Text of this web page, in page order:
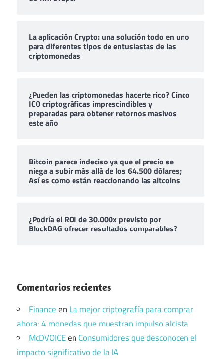
La aplicación Crypto: una solución todo en uno
para diferentes tipos de entusiastas de las
criptomonedas
¿Pueden las criptomonedas hacerte rico? Cinco
ICO criptográficas imprescindibles y
preparadas para obtener retornos masivos
este año
Bitcoin parece indeciso ya que el precio se
niega a subir más allá de los 64.500 dólares;
Así es como están reaccionando las altcoins
¿Podría el ROI de 30.000x previsto por
BlockDAG ofrecer resultados comparables?
Comentarios recientes
Financeen La mejor criptografía para comprar
ahora: 4 monedas que muestran impulso alcista
McDVOICEen Consumidores que desconocen el
impacto significativo de la IA